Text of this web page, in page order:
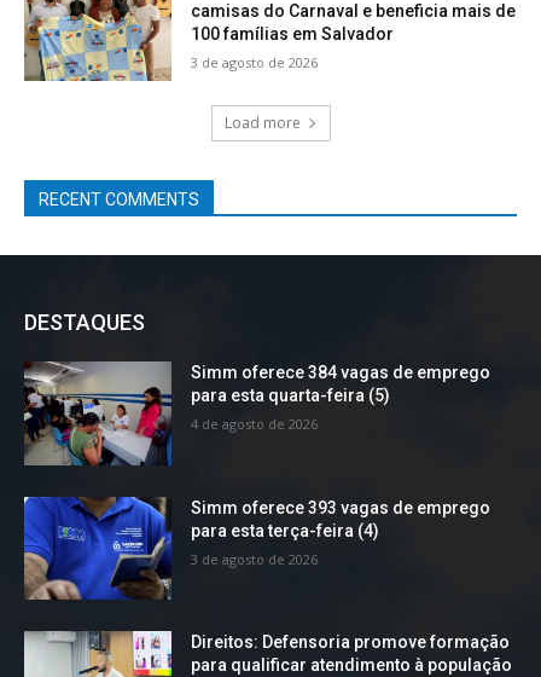
camisas do Carnaval e beneficia mais de
100 famílias em Salvador
3 de agosto de 2026
Load more
RECENT COMMENTS
DESTAQUES
Simm oferece 384 vagas de emprego
para esta quarta-feira (5)
4 de agosto de 2026
Simm oferece 393 vagas de emprego
para esta terça-feira (4)
3 de agosto de 2026
Direitos: Defensoria promove formação
para qualificar atendimento à população